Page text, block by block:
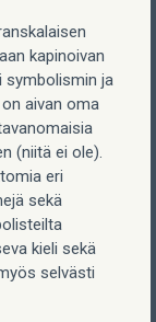
kapinoivan
symbolismin ja
aivan oma
(niitä ei ole).
eri
sekä
kieli sekä
selvästi